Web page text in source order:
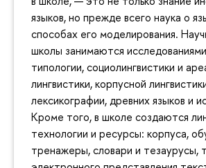
языков, но прежде всего наука о
способах его моделирования.
школы занимаются
типологии, социолингвистики и
лингвистики, корпусной
лексикографии, древних языков и
Кроме того, в школе создаются
технологии и ресурсы: корпуса,
тренажеры, словари и тезаурусы,